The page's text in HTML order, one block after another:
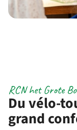
Du vélo-
grand
RCN het Grote